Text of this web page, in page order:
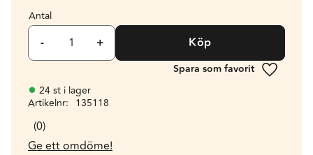
Antal
+
- Köp
Lägg till
24 st i lager
Artikelnr
135118
0
Ge ett omdöme!